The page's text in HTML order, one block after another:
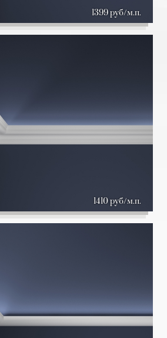
1399 руб/м.п.
1410 руб/м.п.